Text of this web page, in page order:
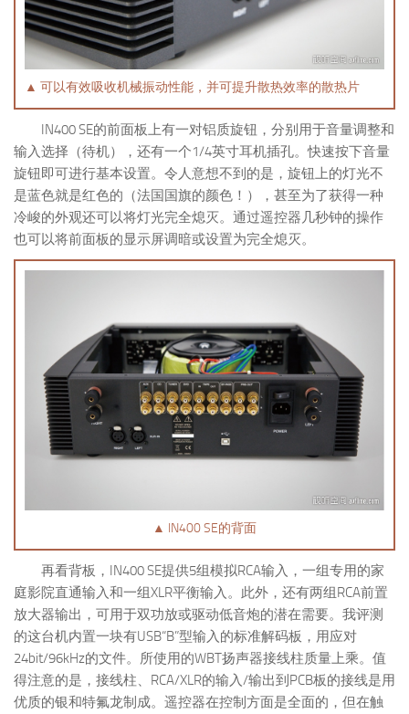
▲ 可以有效吸收机械振动性能，并可提升散热效率的散热片
IN400 SE的前面板上有一对铝质旋钮，分别用于音量调整和
输入选择（待机），还有一个1/4英寸耳机插孔。快速按下音量
旋钮即可进行基本设置。令人意想不到的是，旋钮上的灯光不
是蓝色就是红色的（法国国旗的颜色！），甚至为了获得一种
冷峻的外观还可以将灯光完全熄灭。通过遥控器几秒钟的操作
也可以将前面板的显示屏调暗或设置为完全熄灭。
▲ IN400 SE的背面
再看背板，IN400 SE提供5组模拟RCA输入，一组专用的家
庭影院直通输入和一组XLR平衡输入。此外，还有两组RCA前置
放大器输出，可用于双功放或驱动低音炮的潜在需要。我评测
的这台机内置一块有USB“B”型输入的标准解码板，用应对
24bit/96kHz的文件。所使用的WBT扬声器接线柱质量上乘。值
得注意的是，接线柱、RCA/XLR的输入/输出到PCB板的接线是用
优质的银和特氟龙制成。遥控器在控制方面是全面的，但在触